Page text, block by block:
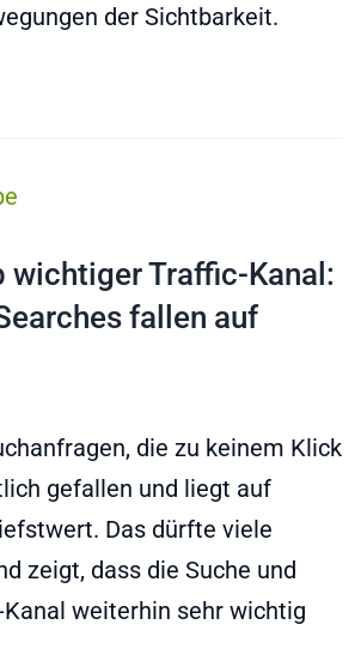
der Sichtbarkeit.
wichtiger Traffic-Kanal:
fallen auf
die zu keinem Klick
gefallen und liegt auf
Das dürfte viele
zeigt, dass die Suche und
Kanal weiterhin sehr wichtig